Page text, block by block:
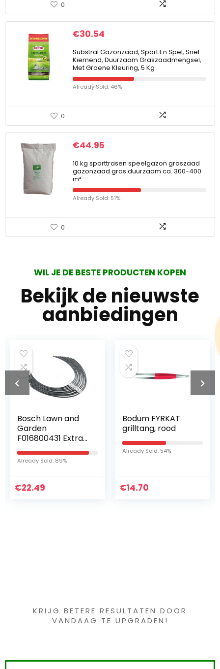
0
€30.54
Substral Gazonzaad, Sport En Spel, Snel
Kiemend, Duurzaam Graszaadmengsel,
Met Groene Kleuring, 5 Kg
Already Sold: 46%
0
€44.95
10 kg sporttrasen speelgazon graszaad
gazonzaad gras duurzaam ca. 300-400
m²
Already Sold: 51%
0
WIL JE DE BESTE PRODUCTEN KOPEN
Bekijk de nieuwste
aanbiedingen
Bodum FYRKAT
grilltang, rood
Already Sold: 54%
€14.70
Kärcher PC 20
dakgoot- en
rioolreinigingsset
(20 m,
bajonetaansluiting,
K 2 – K 7)
€73.90
KRIJG BETERE RESULTATEN DOOR
VANDAAG TE UPGRADEN!